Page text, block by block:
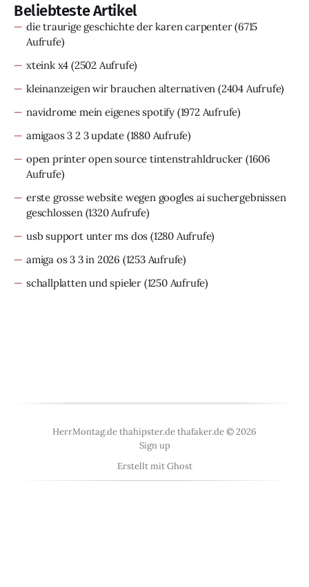
Beliebteste Artikel
die traurige geschichte der karen carpenter(6715
Aufrufe)
xteink x4 (2502 Aufrufe)
kleinanzeigen wir brauchen alternativen (2404 Aufrufe)
navidrome mein eigenes spotify (1972 Aufrufe)
amigaos 3 2 3 update (1880 Aufrufe)
open printer open source tintenstrahldrucker (1606
Aufrufe)
erste grosse website wegen googles ai suchergebnissen
geschlossen (1320 Aufrufe)
usb support unter ms dos (1280 Aufrufe)
amiga os 3 3 in 2026 (1253 Aufrufe)
schallplatten und spieler (1250 Aufrufe)
HerrMontag.de thahipster.de thafaker.de © 2026
Sign up
Erstellt mitGhost